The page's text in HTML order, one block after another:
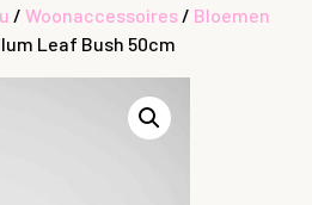
/ Woonaccessoires / Bloemen
Leaf Bush 50cm